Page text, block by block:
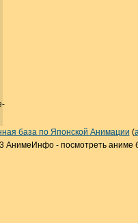
база по Японской Анимации (
АнимеИнфо - посмотреть аниме